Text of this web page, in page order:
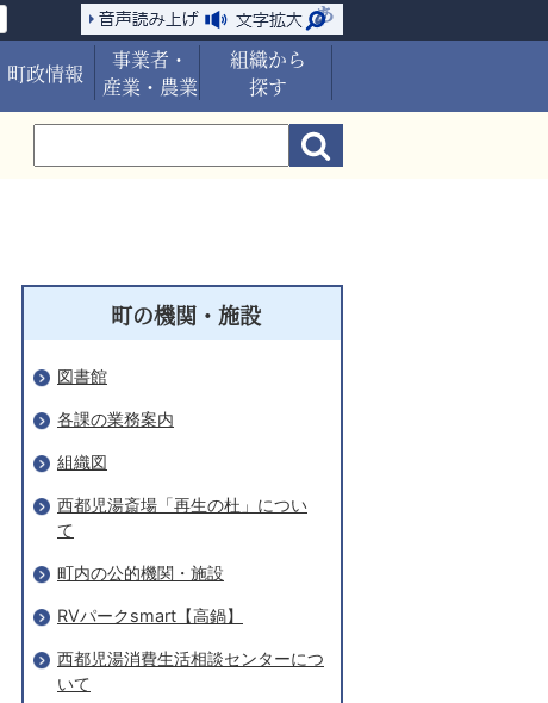
町政情報
事業者・
産業・農業
組織から
探す
町の機関・施設
図書館
各課の業務案内
組織図
西都児湯斎場「再生の杜」につい
て
町内の公的機関・施設
RVパークsmart【高鍋】
西都児湯消費生活相談センターにつ
いて